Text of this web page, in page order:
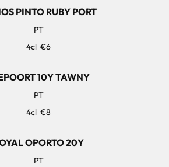
PINTO RUBY PORT
PT
4cl €6
10Y TAWNY
PT
4cl €8
OPORTO 20Y
PT